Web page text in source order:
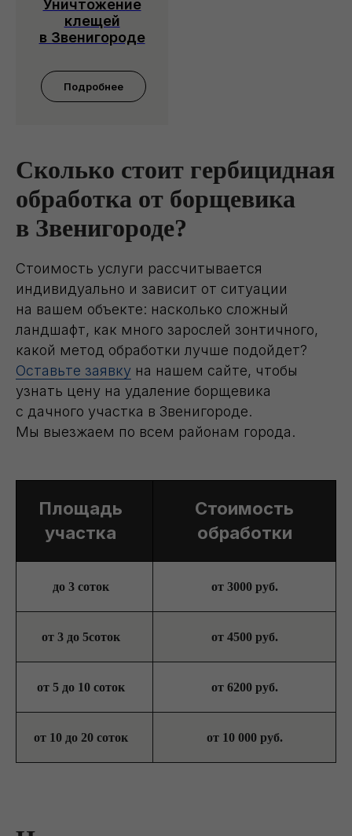
Уничтожение
клещей
в Звенигороде
Подробнее
Сколько стоит гербицидная
обработка от борщевика
в Звенигороде?
Стоимость услуги рассчитывается
индивидуально и зависит от ситуации
на вашем объекте: насколько сложный
ландшафт, как много зарослей зонтичного,
какой метод обработки лучше подойдет?
Оставьте заявку на нашем сайте, чтобы
узнать цену на удаление борщевика
с дачного участка в Звенигороде.
Мы выезжаем по всем районам города.
Площадь
участка
Стоимость
обработки
до 3 соток от 3000 руб.
от 3 до 5соток от 4500 руб.
от 5 до 10 соток от 6200 руб.
от 10 до 20 соток от 10 000 руб.